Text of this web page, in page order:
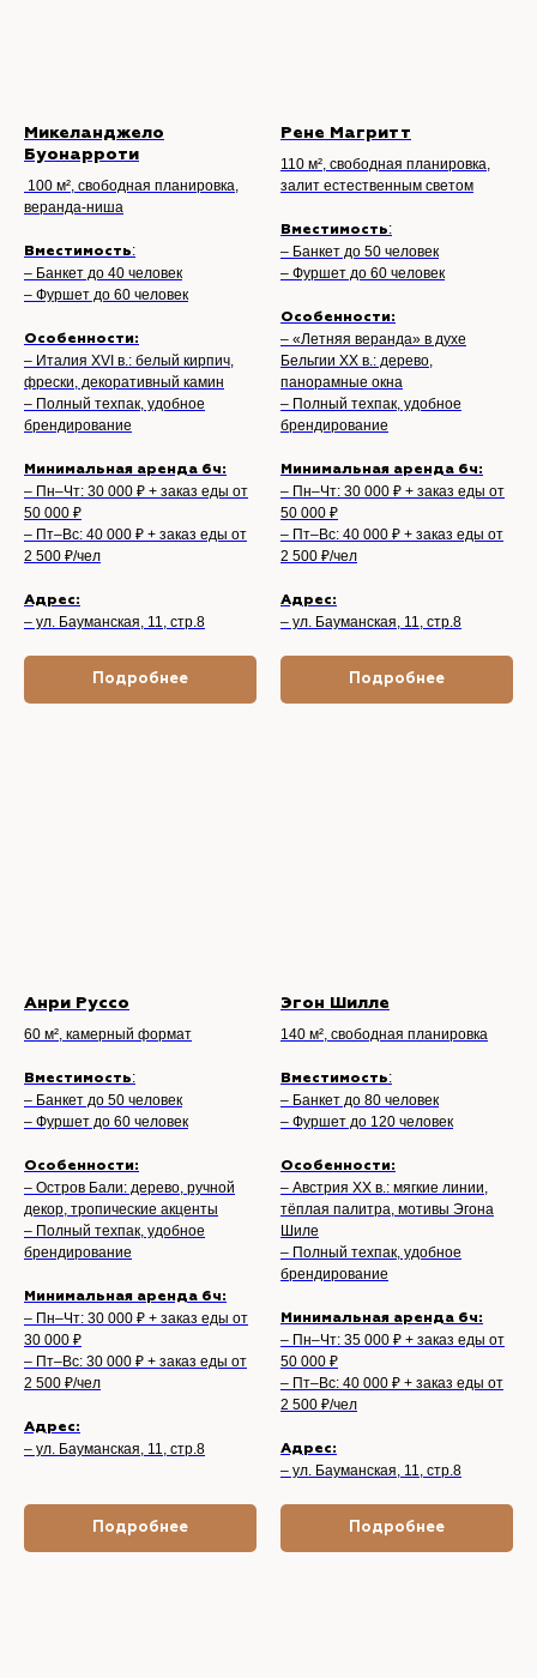
Микеланджело
Буонарроти
100 м², свободная планировка,
веранда-ниша
Вместимость:
– Банкет до 40 человек
– Фуршет до 60 человек
Особенности:
– Италия XVI в.: белый кирпич,
фрески, декоративный камин
– Полный техпак, удобное
брендирование
Минимальная аренда 6ч:
– Пн–Чт: 30 000 ₽ + заказ еды от
50 000 ₽
– Пт–Вс: 40 000 ₽ + заказ еды от
2 500 ₽/чел
Адрес:
– ул. Бауманская, 11, стр.8
Подробнее
Рене Магритт
110 м², свободная планировка,
залит естественным светом
Вместимость:
– Банкет до 50 человек
– Фуршет до 60 человек
Особенности:
– «Летняя веранда» в духе
Бельгии XX в.: дерево,
панорамные окна
– Полный техпак, удобное
брендирование
Минимальная аренда 6ч:
– Пн–Чт: 30 000 ₽ + заказ еды от
50 000 ₽
– Пт–Вс: 40 000 ₽ + заказ еды от
2 500 ₽/чел
Адрес:
– ул. Бауманская, 11, стр.8
Подробнее
Анри Руссо
60 м², камерный формат
Вместимость:
– Банкет до 50 человек
– Фуршет до 60 человек
Особенности:
– Остров Бали: дерево, ручной
декор, тропические акценты
– Полный техпак, удобное
брендирование
Минимальная аренда 6ч:
– Пн–Чт: 30 000 ₽ + заказ еды от
30 000 ₽
– Пт–Вс: 30 000 ₽ + заказ еды от
2 500 ₽/чел
Адрес:
– ул. Бауманская, 11, стр.8
Подробнее
Эгон Шилле
140 м², свободная планировка
Вместимость:
– Банкет до 80 человек
– Фуршет до 120 человек
Особенности:
– Австрия XX в.: мягкие линии,
тёплая палитра, мотивы Эгона
Шиле
– Полный техпак, удобное
брендирование
Минимальная аренда 6ч:
– Пн–Чт: 35 000 ₽ + заказ еды от
50 000 ₽
– Пт–Вс: 40 000 ₽ + заказ еды от
2 500 ₽/чел
Адрес:
– ул. Бауманская, 11, стр.8
Подробнее